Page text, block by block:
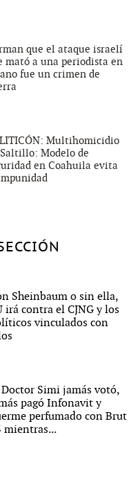
que el ataque israelí
mató a una periodista en
fue un crimen de
Multihomicidio
Modelo de
en Coahuila evita
Sheinbaum o sin ella,
irá contra el CJNG y los
vinculados con
Simi jamás votó,
pagó Infonavit y
perfumado con Brut
mientras...